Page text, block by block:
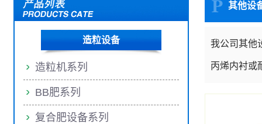
其他设
我公司其他
丙烯内衬或
造粒设备
造粒机系列
BB肥系列
复合肥设备系列